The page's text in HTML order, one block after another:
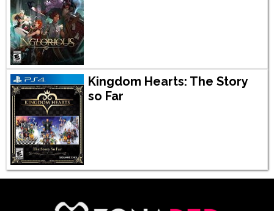
Kingdom Hearts: The Story
so Far